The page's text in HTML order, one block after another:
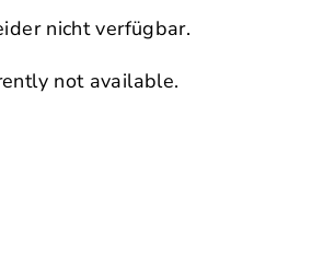
nicht verfügbar.
not available.